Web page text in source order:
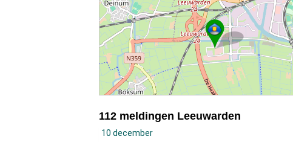
112 meldingen Leeuwarden
10 december